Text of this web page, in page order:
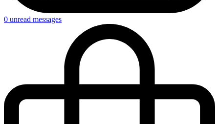
0 unread messages